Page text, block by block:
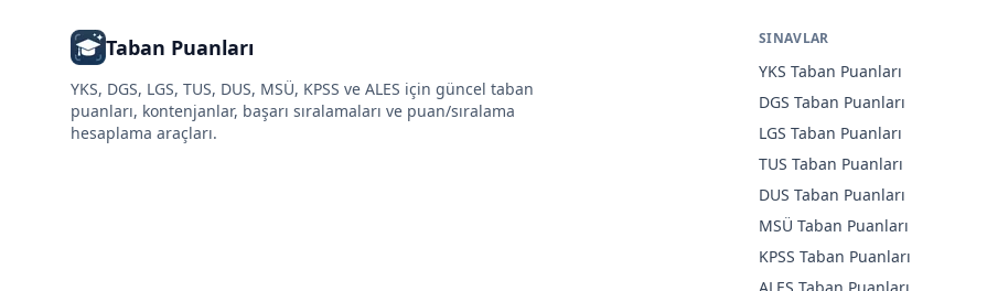
Taban Puanları
YKS, DGS, LGS, TUS, DUS, MSÜ, KPSS ve ALES için güncel taban
puanları, kontenjanlar, başarı sıralamaları ve puan/sıralama
hesaplama araçları.
SINAVLAR
YKS Taban Puanları
DGS Taban Puanları
LGS Taban Puanları
TUS Taban Puanları
DUS Taban Puanları
MSÜ Taban Puanları
KPSS Taban Puanları